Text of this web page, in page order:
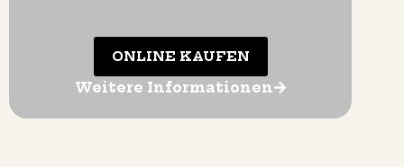
ONLINE KAUFEN
Weitere Informationen